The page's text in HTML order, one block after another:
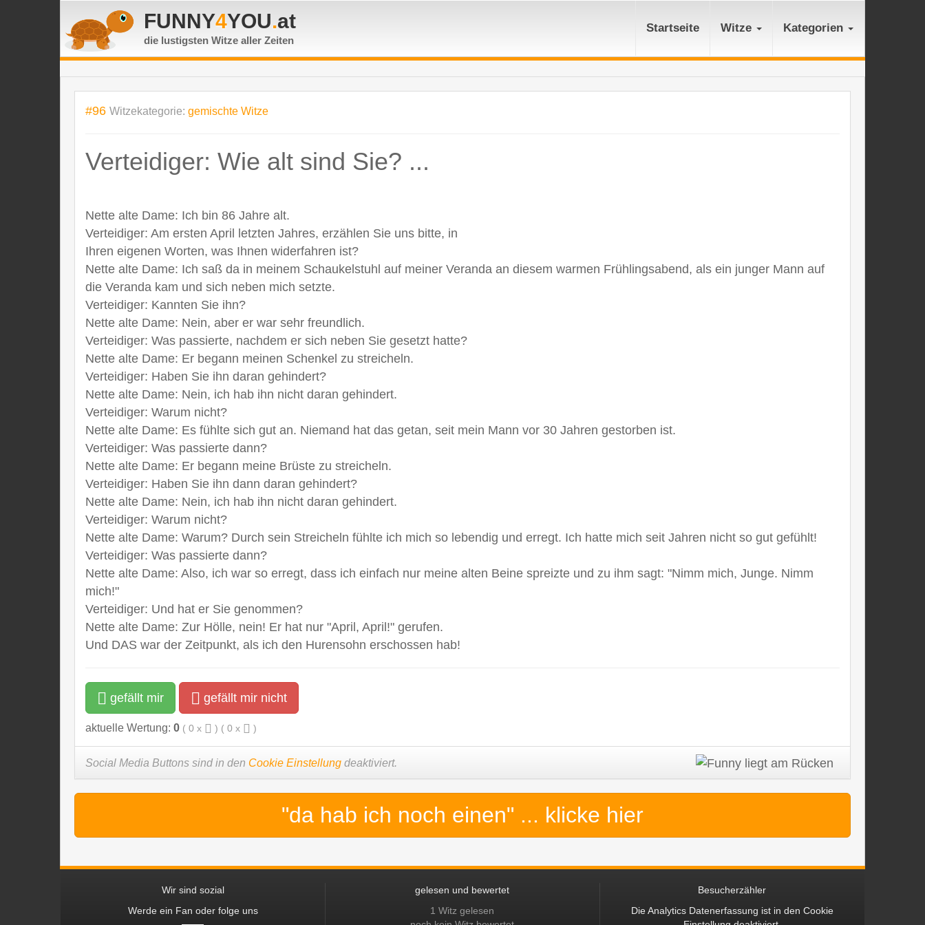
FUNNY4YOU.at
die lustigsten Witze aller Zeiten
Startseite Witze Kategorien
#96 Witzekategorie: gemischte Witze
Verteidiger: Wie alt sind Sie? ...
Nette alte Dame: Ich bin 86 Jahre alt.
Verteidiger: Am ersten April letzten Jahres, erzählen Sie uns bitte, in
Ihren eigenen Worten, was Ihnen widerfahren ist?
Nette alte Dame: Ich saß da in meinem Schaukelstuhl auf meiner Veranda an diesem warmen Frühlingsabend, als ein junger Mann auf
die Veranda kam und sich neben mich setzte.
Verteidiger: Kannten Sie ihn?
Nette alte Dame: Nein, aber er war sehr freundlich.
Verteidiger: Was passierte, nachdem er sich neben Sie gesetzt hatte?
Nette alte Dame: Er begann meinen Schenkel zu streicheln.
Verteidiger: Haben Sie ihn daran gehindert?
Nette alte Dame: Nein, ich hab ihn nicht daran gehindert.
Verteidiger: Warum nicht?
Nette alte Dame: Es fühlte sich gut an. Niemand hat das getan, seit mein Mann vor 30 Jahren gestorben ist.
Verteidiger: Was passierte dann?
Nette alte Dame: Er begann meine Brüste zu streicheln.
Verteidiger: Haben Sie ihn dann daran gehindert?
Nette alte Dame: Nein, ich hab ihn nicht daran gehindert.
Verteidiger: Warum nicht?
Nette alte Dame: Warum? Durch sein Streicheln fühlte ich mich so lebendig und erregt. Ich hatte mich seit Jahren nicht so gut gefühlt!
Verteidiger: Was passierte dann?
Nette alte Dame: Also, ich war so erregt, dass ich einfach nur meine alten Beine spreizte und zu ihm sagt: "Nimm mich, Junge. Nimm
mich!"
Verteidiger: Und hat er Sie genommen?
Nette alte Dame: Zur Hölle, nein! Er hat nur "April, April!" gerufen.
Und DAS war der Zeitpunkt, als ich den Hurensohn erschossen hab!
gefällt mir gefällt mir nicht
aktuelle Wertung: 0 ( 0 x ) ( 0 x )
Social Media Buttons sind in den Cookie Einstellung deaktiviert.
"da hab ich noch einen" ... klicke hier
Wir sind sozial
Werde ein Fan oder folge uns
gelesen und bewertet
1 Witz gelesen
Besucherzähler
Die Analytics Datenerfassung ist in den Cookie